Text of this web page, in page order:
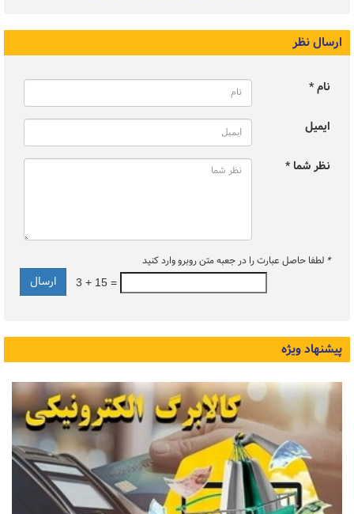
ارسال نظر
نام *
ایمیل
نظر شما *
* لطفا حاصل عبارت را در جعبه متن روبرو وارد کنید
3 + 15 =
پیشنهاد ویژه